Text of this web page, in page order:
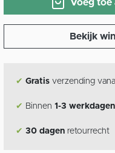
Voeg toe
Bekijk
✔ Gratis verzending
✔ Binnen1-3
✔ 30 dagen retourrecht